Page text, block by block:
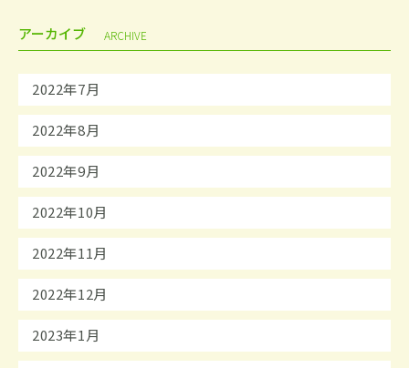
アーカイブ ARCHIVE
2022年7月
2022年8月
2022年9月
2022年10月
2022年11月
2022年12月
2023年1月